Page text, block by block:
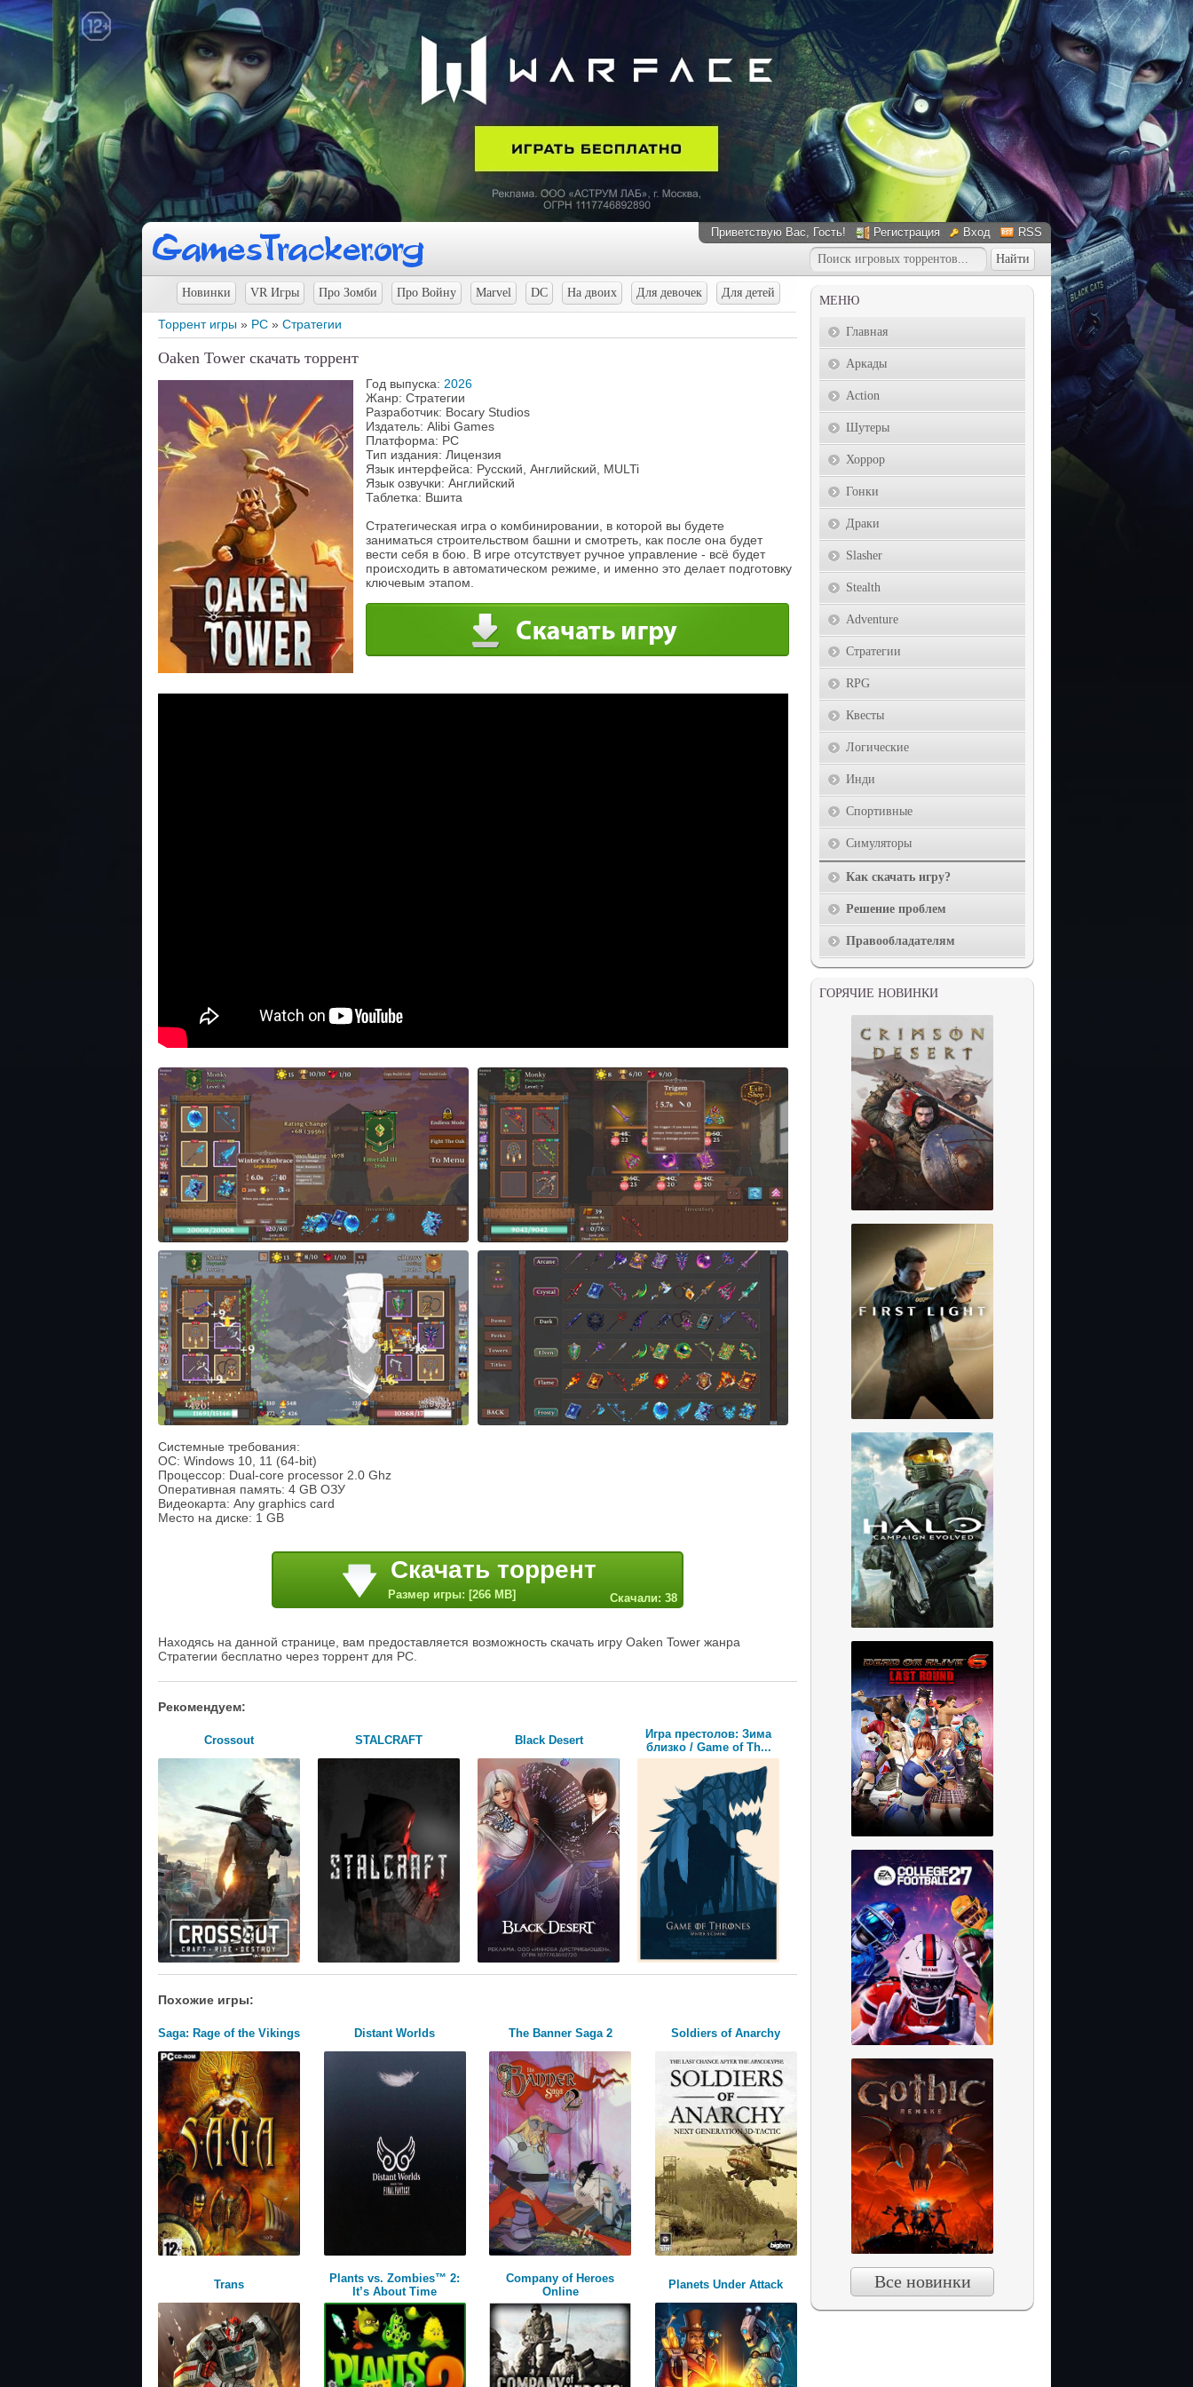
Приветствую Вас, Гость! Регистрация Вход RSS
Новинки VR Игры Про Зомби Про Войну Marvel DC На двоих Для девочек Для детей
Торрент игры » PC » Стратегии
Oaken Tower скачать торрент
Год выпуска: 2026
Жанр: Стратегии
Разработчик: Bocary Studios
Издатель: Alibi Games
Платформа: PC
Тип издания: Лицензия
Язык интерфейса: Русский, Английский, MULTi
Язык озвучки: Английский
Таблетка: Вшита
Стратегическая игра о комбинировании, в которой вы будете
заниматься строительством башни и смотреть, как после она будет
вести себя в бою. В игре отсутствует ручное управление - всё будет
происходить в автоматическом режиме, и именно это делает подготовку
ключевым этапом.
Системные требования:
ОС: Windows 10, 11 (64-bit)
Процессор: Dual-core processor 2.0 Ghz
Оперативная память: 4 GB ОЗУ
Видеокарта: Any graphics card
Место на диске: 1 GB
Скачать торрент
Размер игры: [266 MB] Скачали: 38
Находясь на данной странице, вам предоставляется возможность скачать игру Oaken Tower жанра
Стратегии бесплатно через торрент для PC.
Рекомендуем:
Crossout STALCRAFT Black Desert
Игра престолов: Зима
близко / Game of Th...
Похожие игры:
Saga: Rage of the Vikings Distant Worlds The Banner Saga 2 Soldiers of Anarchy
Trans
Plants vs. Zombies™ 2:
It’s About Time
Company of Heroes
Online
Planets Under Attack
МЕНЮ
Главная
Аркады
Action
Шутеры
Хоррор
Гонки
Драки
Slasher
Stealth
Adventure
Стратегии
RPG
Квесты
Логические
Инди
Спортивные
Симуляторы
Как скачать игру?
Решение проблем
Правообладателям
ГОРЯЧИЕ НОВИНКИ
Все новинки